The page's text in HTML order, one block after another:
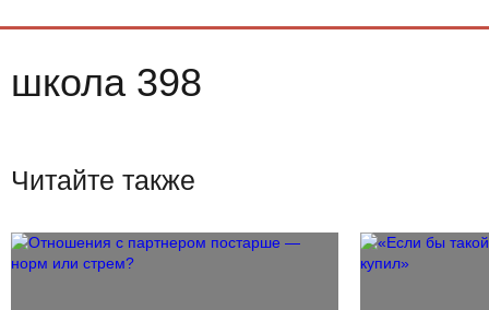
школа 398
Читайте также